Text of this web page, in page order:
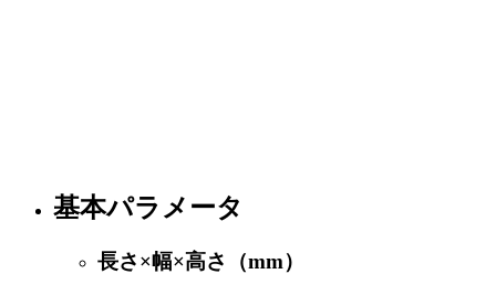
基本パラメータ
長さ×幅×高さ（mm）